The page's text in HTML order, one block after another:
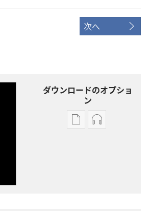
次へ
ダウンロードのオプショ
ン
出
オー